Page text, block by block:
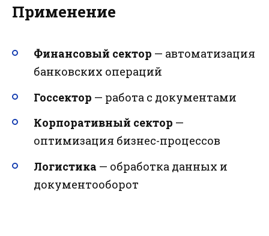
Применение
Финансовый сектор — автоматизация
банковских операций
Госсектор — работа с документами
Корпоративный сектор —
оптимизация бизнес-процессов
Логистика — обработка данных и
документооборот